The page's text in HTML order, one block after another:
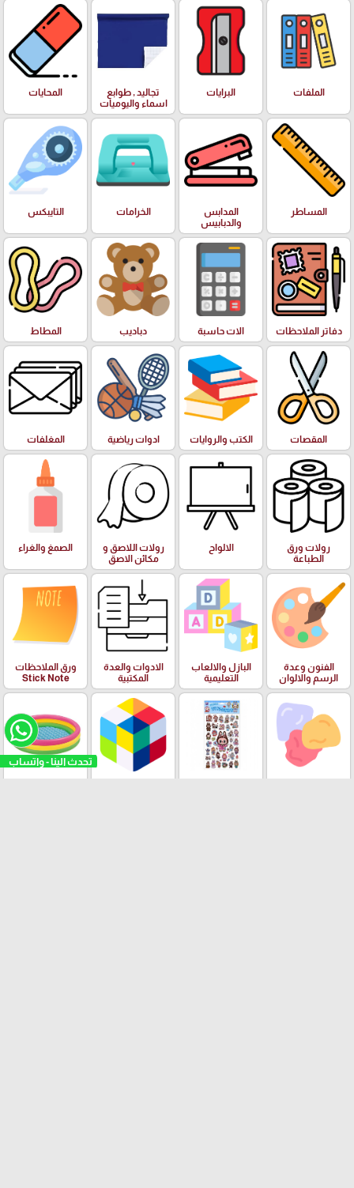
تحدث الينا - واتساب
الملفات البرايات
تجاليد , طوابع
اسماء واليوميات
المحايات
المساطر
المدابس
والدبابيس
الخرامات التايبكس
دفاتر الملاحظات الات حاسبة دباديب المطاط
المقصات الكتب والروايات ادوات رياضية المغلفات
رولات ورق
الطباعة
الالواح
رولات اللاصق و
مكائن الاصق
الصمغ والغراء
الفنون وعدة
الرسم والالوان
البازل والالعاب
التعليمية
الادوات والعدة
المكتبية
ورق الملاحظات
Stick Note